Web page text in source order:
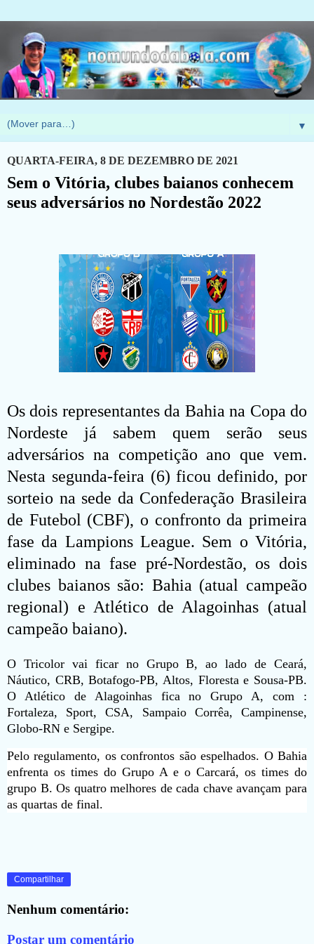
▼
QUARTA-FEIRA, 8 DE DEZEMBRO DE 2021
Sem o Vitória, clubes baianos conhecem
seus adversários no Nordestão 2022
Os dois representantes da Bahia na Copa do
Nordeste já sabem quem serão seus
adversários na competição ano que vem.
Nesta segunda-feira (6) ficou definido, por
sorteio na sede da Confederação Brasileira
de Futebol (CBF), o confronto da primeira
fase da Lampions League. Sem o Vitória,
eliminado na fase pré-Nordestão, os dois
clubes baianos são: Bahia (atual campeão
regional) e Atlético de Alagoinhas (atual
campeão baiano).
O Tricolor vai ficar no Grupo B, ao lado de Ceará,
Náutico, CRB, Botafogo-PB, Altos, Floresta e Sousa-PB.
O Atlético de Alagoinhas fica no Grupo A, com :
Fortaleza, Sport, CSA, Sampaio Corrêa, Campinense,
Globo-RN e Sergipe.
Pelo regulamento, os confrontos são espelhados. O Bahia
enfrenta os times do Grupo A e o Carcará, os times do
grupo B. Os quatro melhores de cada chave avançam para
as quartas de final.
Compartilhar
Nenhum comentário:
Postar um comentário